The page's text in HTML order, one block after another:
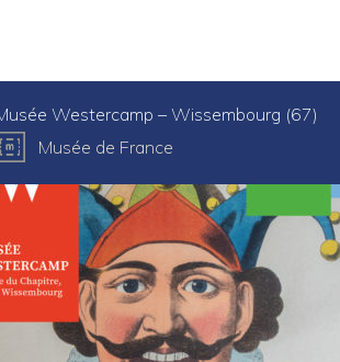
Westercamp – Wissembourg (67)
Musée de France